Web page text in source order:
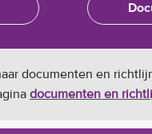
documenten en
documenten en